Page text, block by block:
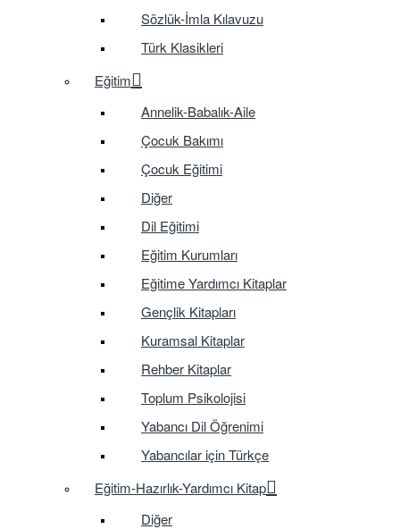
Sözlük-İmla Kılavuzu
Türk Klasikleri
Eğitim
Annelik-Babalık-Aile
Çocuk Bakımı
Çocuk Eğitimi
Diğer
Dil Eğitimi
Eğitim Kurumları
Eğitime Yardımcı Kitaplar
Gençlik Kitapları
Kuramsal Kitaplar
Rehber Kitaplar
Toplum Psikolojisi
Yabancı Dil Öğrenimi
Yabancılar için Türkçe
Eğitim-Hazırlık-Yardımcı Kitap
Diğer